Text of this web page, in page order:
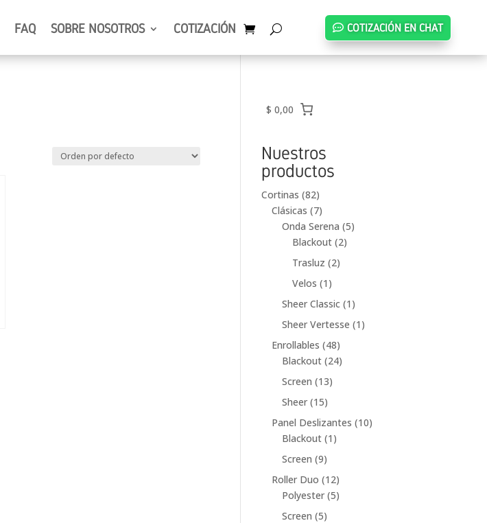
FAQ SOBRE NOSOTROS COTIZACIÓN COTIZACIÓN EN CHAT
$ 0,00
Nuestros
productos
Cortinas 8282
productos
Clásicas 77
productos
Onda Serena 55
Blackout 22
Trasluz 22
Velos 1 1
producto
Sheer Classic 1 1
producto
Sheer Vertesse 1 1
Enrollables 4848
productos
Blackout 2424
Screen 1313
Sheer 1515
productos
Panel Deslizantes 1010
Blackout 1 1
Screen 99
productos
Roller Duo 1212
productos
Polyester 55
Screen 55